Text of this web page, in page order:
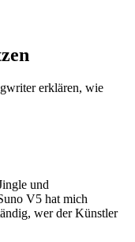
erklären, wie
und
V5 hat mich
wer der Künstler